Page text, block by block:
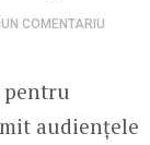
COMENTARIU
pentru
audiențele